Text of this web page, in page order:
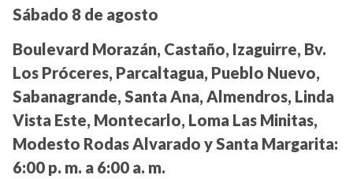
Sábado 8 de agosto
Boulevard Morazán, Castaño, Izaguirre, Bv.
Los Próceres, Parcaltagua, Pueblo Nuevo,
Sabanagrande, Santa Ana, Almendros, Linda
Vista Este, Montecarlo, Loma Las Minitas,
Modesto Rodas Alvarado y Santa Margarita:
6:00 p. m. a 6:00 a. m.